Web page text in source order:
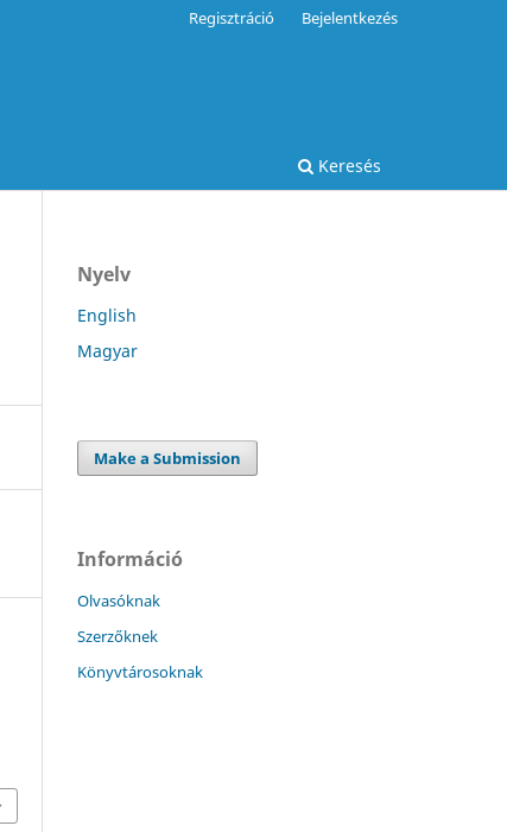
Keresés
Regisztráció Bejelentkezés
Nyelv
English
Magyar
Make a Submission
Információ
Olvasóknak
Szerzőknek
Könyvtárosoknak